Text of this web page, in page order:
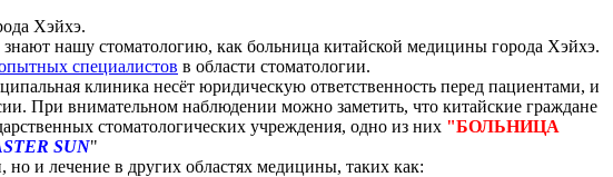
Хэйхэ.
нашу стоматологию, как больница китайской медицины города Хэйхэ.
специалистов в области стоматологии.
клиника несёт юридическую ответственность перед пациентами, и
При внимательном наблюдении можно заметить, что китайские граждане
стоматологических учреждения, одно из них "БОЛЬНИЦА
SUN"
но и лечение в других областях медицины, таких как: